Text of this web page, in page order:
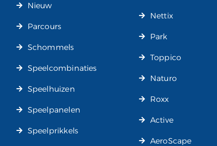
Nieuw
Parcours
Schommels
Speelcombinaties
Speelhuizen
Speelpanelen
Speelprikkels
Nettix
Park
Toppico
Naturo
Roxx
Active
AeroScape